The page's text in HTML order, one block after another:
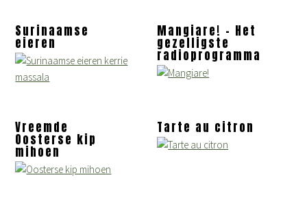
Surinaamse
eieren
Mangiare! – Het
gezelligste
radioprogramma
Vreemde
Oosterse kip
mihoen
Tarte au citron